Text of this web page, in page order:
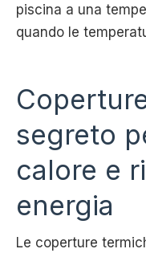
piscina a una
quando le
segreto
calore e
energia
Le coperture